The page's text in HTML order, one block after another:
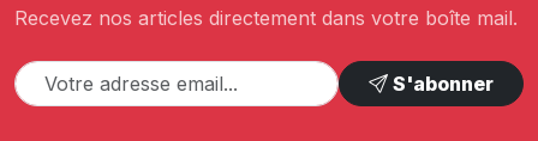
Recevez nos articles directement dans votre boîte mail.
S'abonner